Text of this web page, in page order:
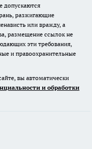
допускаются
разжигающие
или вражду, а
размещение ссылок не
эти требования,
и правоохранительные
вы автоматически
и обработки